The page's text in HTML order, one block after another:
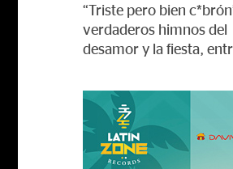
“Triste pero bien
verdaderos himnos del
desamor y la fiesta,